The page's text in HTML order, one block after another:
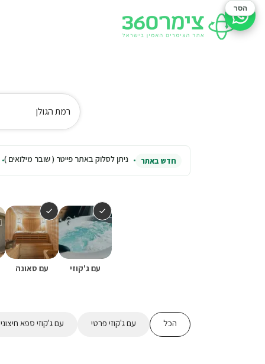
רמת הגולן
חדש באתר ניתן לסלוק באתר פייטר ( שובר מילואים )
עם ג'קוזי עם סאונה
הכל עם ג'קוזי פרטי עם ג'קוזי ספא חיצוני
סיוע בהזמנה
הסר